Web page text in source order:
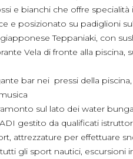
e bianchi che offre specialità
e posizionato su padiglioni
Teppaniaki, con
Vela di fronte alla piscina,
bar nei pressi della
sul lato dei water
gestito da qualificati
attrezzature per effettuare
gli sport nautici, escursioni